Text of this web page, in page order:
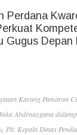
Perdana
Gugus Depan
Karang Pamitran
Abdimasgana
Plt. Kepala Dinas